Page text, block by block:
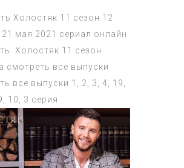
Холостяк 11 сезон 12
21 мая 2021 сериал онлайн
Холостяк 11 сезон
смотреть все выпуски
все выпуски 1, 2, 3, 4, 19,
10, 3 серия